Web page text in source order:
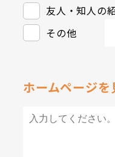
友人・知人の
その他
ホームページ